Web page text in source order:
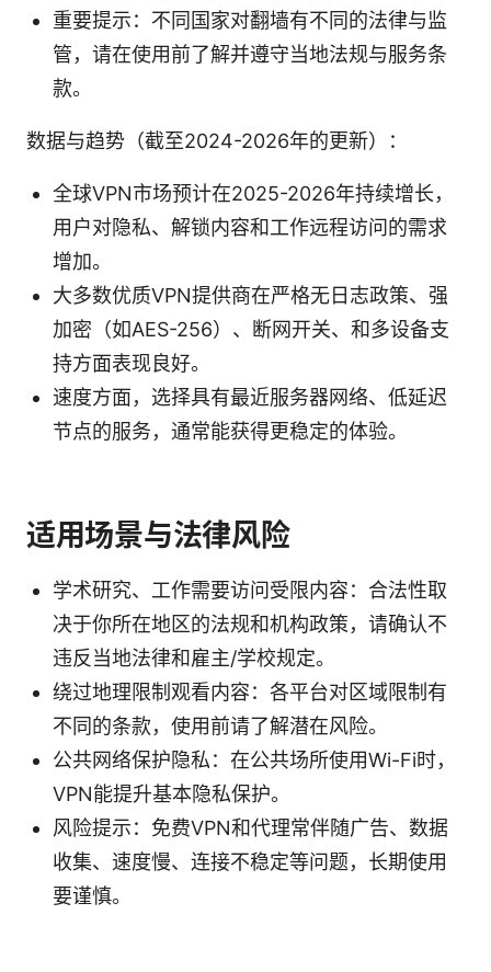
重要提示：不同国家对翻墙有不同的法律与监
管，请在使用前了解并遵守当地法规与服务条
款。
数据与趋势（截至2024-2026年的更新）：
全球VPN市场预计在2025-2026年持续增长，
用户对隐私、解锁内容和工作远程访问的需求
增加。
大多数优质VPN提供商在严格无日志政策、强
加密（如AES-256）、断网开关、和多设备支
持方面表现良好。
速度方面，选择具有最近服务器网络、低延迟
节点的服务，通常能获得更稳定的体验。
适用场景与法律风险
学术研究、工作需要访问受限内容：合法性取
决于你所在地区的法规和机构政策，请确认不
违反当地法律和雇主/学校规定。
绕过地理限制观看内容：各平台对区域限制有
不同的条款，使用前请了解潜在风险。
公共网络保护隐私：在公共场所使用Wi-Fi时，
VPN能提升基本隐私保护。
风险提示：免费VPN和代理常伴随广告、数据
收集、速度慢、连接不稳定等问题，长期使用
要谨慎。